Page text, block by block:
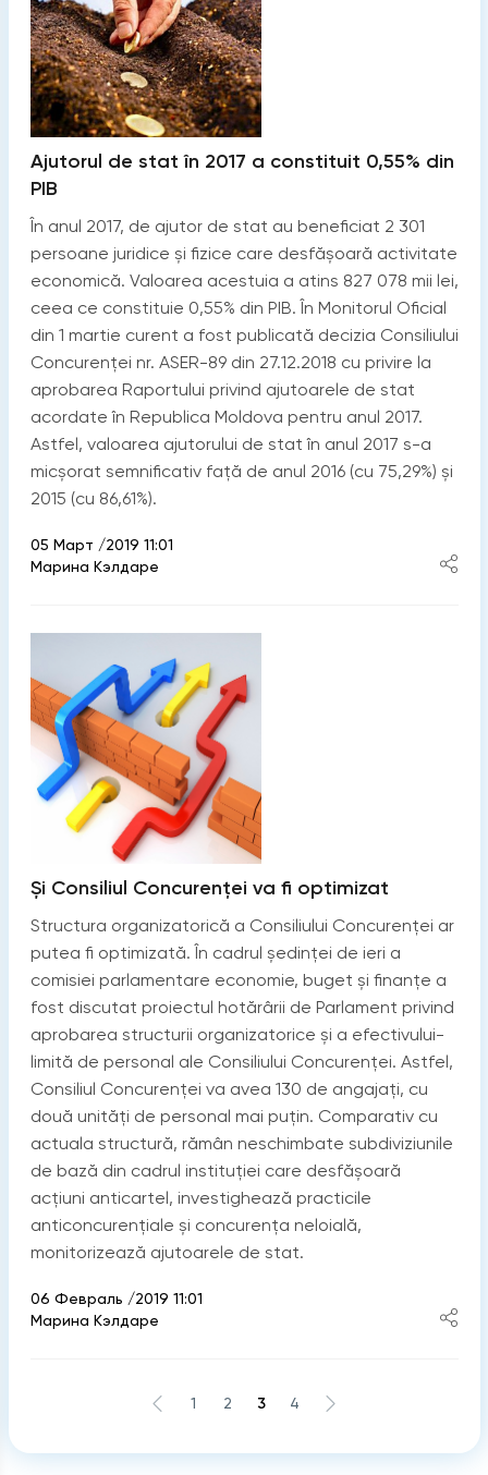
Ajutorul de stat în 2017 a constituit 0,55% din
PIB
În anul 2017, de ajutor de stat au beneficiat 2 301
persoane juridice și fizice care desfășoară activitate
economică. Valoarea acestuia a atins 827 078 mii lei,
ceea ce constituie 0,55% din PIB. În Monitorul Oficial
din 1 martie curent a fost publicată decizia Consiliului
Concurenței nr. ASER-89 din 27.12.2018 cu privire la
aprobarea Raportului privind ajutoarele de stat
acordate în Republica Moldova pentru anul 2017.
Astfel, valoarea ajutorului de stat în anul 2017 s-a
micșorat semnificativ față de anul 2016 (cu 75,29%) și
2015 (cu 86,61%).
05 Март /2019 11:01
Марина Кэлдаре
Și Consiliul Concurenței va fi optimizat
Structura organizatorică a Consiliului Concurenței ar
putea fi optimizată. În cadrul ședinței de ieri a
comisiei parlamentare economie, buget și finanțe a
fost discutat proiectul hotărârii de Parlament privind
aprobarea structurii organizatorice și a efectivului-
limită de personal ale Consiliului Concurenței. Astfel,
Consiliul Concurenței va avea 130 de angajați, cu
două unități de personal mai puțin. Comparativ cu
actuala structură, rămân neschimbate subdiviziunile
de bază din cadrul instituției care desfășoară
acțiuni anticartel, investighează practicile
anticoncurențiale și concurența neloială,
monitorizează ajutoarele de stat.
06 Февраль /2019 11:01
Марина Кэлдаре
1 2 3 4